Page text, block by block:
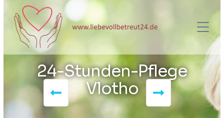
24-Stunden-Pflege
Vlotho